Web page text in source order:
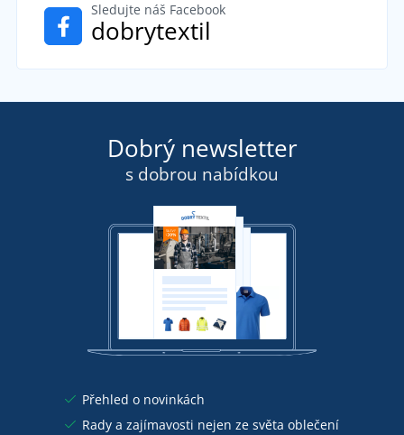
Sledujte náš Facebook
dobrytextil
Dobrý newsletter
s dobrou nabídkou
Přehled o novinkách
Rady a zajímavosti nejen ze světa oblečení